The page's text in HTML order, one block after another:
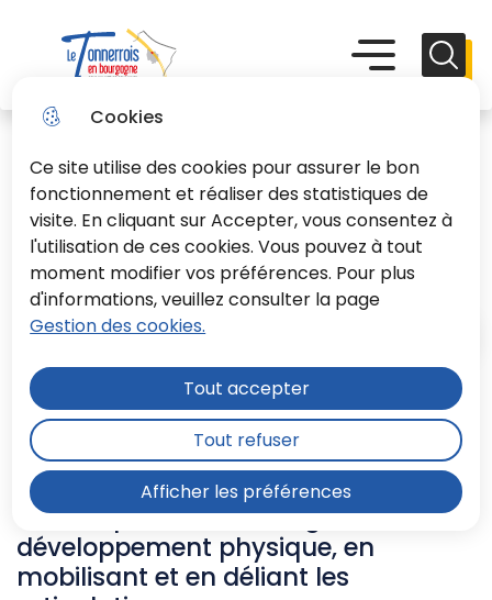
Cookies
Ce site utilise des cookies pour assurer le bon
fonctionnement et réaliser des statistiques de
visite. En cliquant sur Accepter, vous consentez à
l'utilisation de ces cookies. Vous pouvez à tout
moment modifier vos préférences. Pour plus
d'informations, veuillez consulter la page
Gestion des cookies.
Afficher les préférences
Tout accepter
Tout refuser
au
menu
Aller à la
recherche
principal
le plan du
Menu principal Menu
Danse classique
La danse classique est un art
chorégraphique complet. C'est une
discipline formatrice à plus d'un titre
car elle permet un très grand
développement physique, en
mobilisant et en déliant les